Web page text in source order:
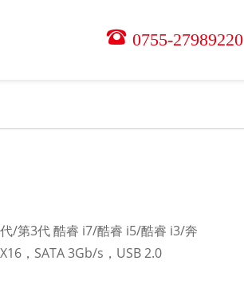
0755-27989220
/第3代 酷睿 i7/酷睿 i5/酷睿 i3/奔
，SATA 3Gb/s，USB 2.0